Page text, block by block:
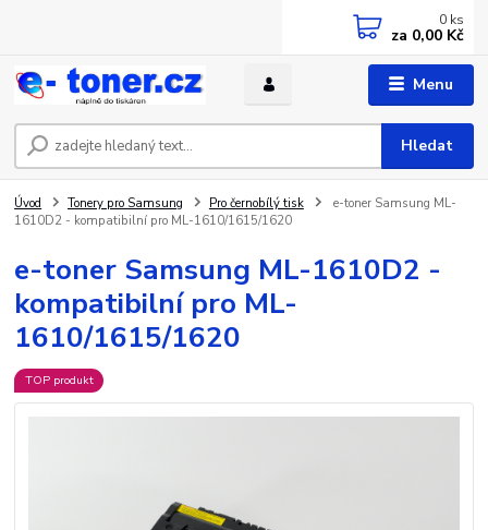
Menu
Hledat
0 ks
za 0,00 Kč
Úvod Tonery pro Samsung Pro černobílý tisk
e-toner Samsung ML-
1610D2 - kompatibilní pro ML-1610/1615/1620
e-toner Samsung ML-1610D2 -
kompatibilní pro ML-
1610/1615/1620
TOP produkt